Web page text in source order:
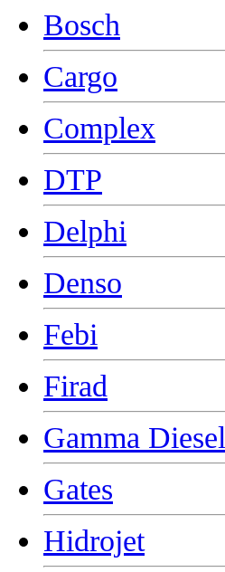
Bosch
Cargo
Complex
DTP
Delphi
Denso
Febi
Firad
Gamma Diesel
Gates
Hidrojet